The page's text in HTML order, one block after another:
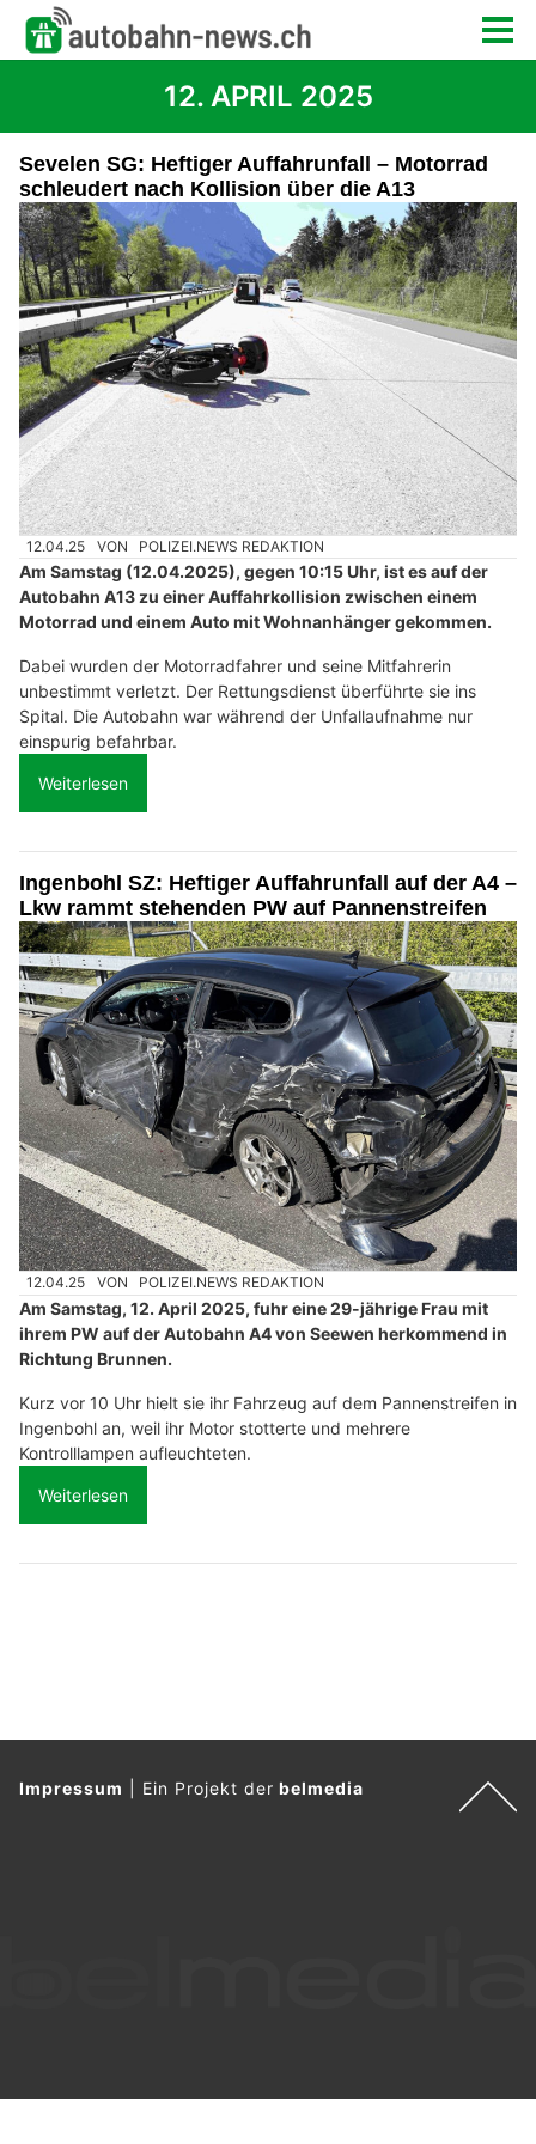
12. APRIL 2025
Sevelen SG: Heftiger Auffahrunfall – Motorrad
schleudert nach Kollision über die A13
12.04.25 VON POLIZEI.NEWS REDAKTION
Am Samstag (12.04.2025), gegen 10:15 Uhr, ist es auf der
Autobahn A13 zu einer Auffahrkollision zwischen einem
Motorrad und einem Auto mit Wohnanhänger gekommen.
Dabei wurden der Motorradfahrer und seine Mitfahrerin
unbestimmt verletzt. Der Rettungsdienst überführte sie ins
Spital. Die Autobahn war während der Unfallaufnahme nur
einspurig befahrbar.
Weiterlesen
Ingenbohl SZ: Heftiger Auffahrunfall auf der A4 –
Lkw rammt stehenden PW auf Pannenstreifen
12.04.25 VON POLIZEI.NEWS REDAKTION
Am Samstag, 12. April 2025, fuhr eine 29-jährige Frau mit
ihrem PW auf der Autobahn A4 von Seewen herkommend in
Richtung Brunnen.
Kurz vor 10 Uhr hielt sie ihr Fahrzeug auf dem Pannenstreifen in
Ingenbohl an, weil ihr Motor stotterte und mehrere
Kontrolllampen aufleuchteten.
Weiterlesen
Impressum Ein Projekt derbelmedia